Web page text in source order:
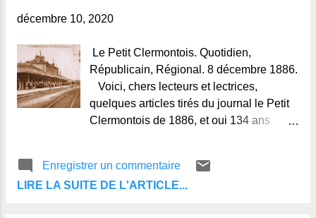
décembre 10, 2020
Le Petit Clermontois. Quotidien,
Républicain, Régional. 8 décembre 1886.
Voici, chers lecteurs et lectrices,
quelques articles tirés du journal le Petit
Clermontois de 1886, et oui 134 ans
Thiers. Thiers : sur la voie. Hier, un
vieillard de 84 ans, le nommé Antoine
Enregistrer un commentaire
LIRE LA SUITE DE L'ARTICLE...